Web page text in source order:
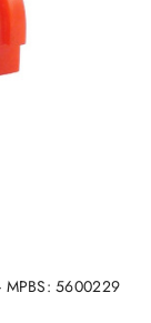
MPBS: 5600229